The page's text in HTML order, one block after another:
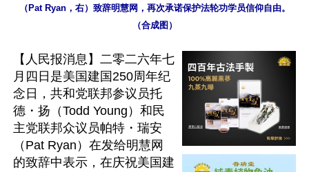
（Pat Ryan，右）致辞明慧网，再次承诺保护法轮功学员信仰自由。
（合成图）
【人民报消息】二零二六年七
月四日是美国建国250周年纪
念日，共和党联邦参议员托
德・扬（Todd Young）和民
主党联邦众议员帕特・瑞安
（Pat Ryan）在发给明慧网
的致辞中表示，在庆祝美国建